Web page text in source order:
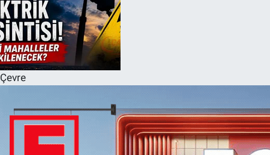
Çevre